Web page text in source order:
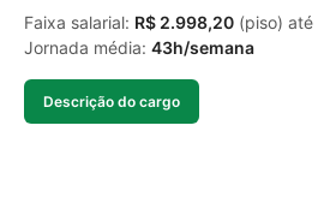
Faixa salarial: R$ 2.998,20 (piso) até
Jornada média: 43h/semana
Descrição do cargo